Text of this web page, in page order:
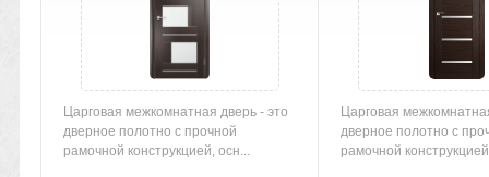
Царговая межкомнатная дверь - это
дверное полотно с прочной
рамочной конструкцией, осн...
Царговая
дверное полотно с
рамочной